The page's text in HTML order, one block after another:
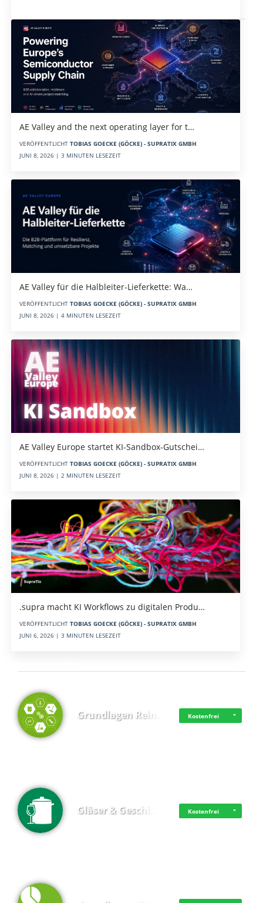
AE Valley and the next operating layer for t…
VERÖFFENTLICHT TOBIAS GOECKE (GÖCKE) - SUPRATIX GMBH
JUNI 8, 2026 | 3 MINUTEN LESEZEIT
AE Valley für die Halbleiter-Lieferkette: Wa…
VERÖFFENTLICHT TOBIAS GOECKE (GÖCKE) - SUPRATIX GMBH
JUNI 8, 2026 | 4 MINUTEN LESEZEIT
AE Valley Europe startet KI-Sandbox-Gutschei…
VERÖFFENTLICHT TOBIAS GOECKE (GÖCKE) - SUPRATIX GMBH
JUNI 8, 2026 | 2 MINUTEN LESEZEIT
.supra macht KI Workflows zu digitalen Produ…
VERÖFFENTLICHT TOBIAS GOECKE (GÖCKE) - SUPRATIX GMBH
JUNI 6, 2026 | 3 MINUTEN LESEZEIT
Grundlagen Rein… Kostenfrei
Gläser & Geschi… Kostenfrei